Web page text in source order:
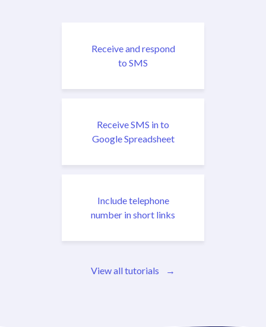
Receive and respond
to SMS
Receive SMS in to
Google Spreadsheet
Include telephone
number in short links
View all tutorials